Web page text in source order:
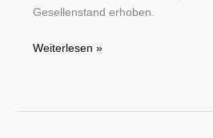
Gesellenstand erhoben.
Glaser-
Weiterlesen »